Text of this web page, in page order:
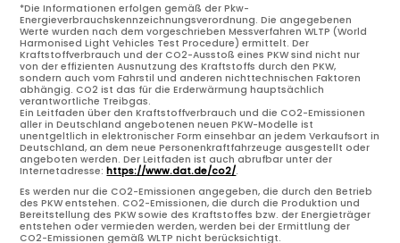
*Die Informationen erfolgen gemäß der Pkw-
Energieverbrauchskennzeichnungsverordnung. Die angegebenen
Werte wurden nach dem vorgeschrieben Messverfahren WLTP (World
Harmonised Light Vehicles Test Procedure) ermittelt. Der
Kraftstoffverbrauch und der CO2-Ausstoß eines PKW sind nicht nur
von der effizienten Ausnutzung des Kraftstoffs durch den PKW,
sondern auch vom Fahrstil und anderen nichttechnischen Faktoren
abhängig. CO2 ist das für die Erderwärmung hauptsächlich
verantwortliche Treibgas.
Ein Leitfaden über den Kraftstoffverbrauch und die CO2-Emissionen
aller in Deutschland angebotenen neuen PKW-Modelle ist
unentgeltlich in elektronischer Form einsehbar an jedem Verkaufsort in
Deutschland, an dem neue Personenkraftfahrzeuge ausgestellt oder
angeboten werden. Der Leitfaden ist auch abrufbar unter der
Internetadresse:https://www.dat.de/co2/.
Es werden nur die CO2-Emissionen angegeben, die durch den Betrieb
des PKW entstehen. CO2-Emissionen, die durch die Produktion und
Bereitstellung des PKW sowie des Kraftstoffes bzw. der Energieträger
entstehen oder vermieden werden, werden bei der Ermittlung der
CO2-Emissionen gemäß WLTP nicht berücksichtigt.